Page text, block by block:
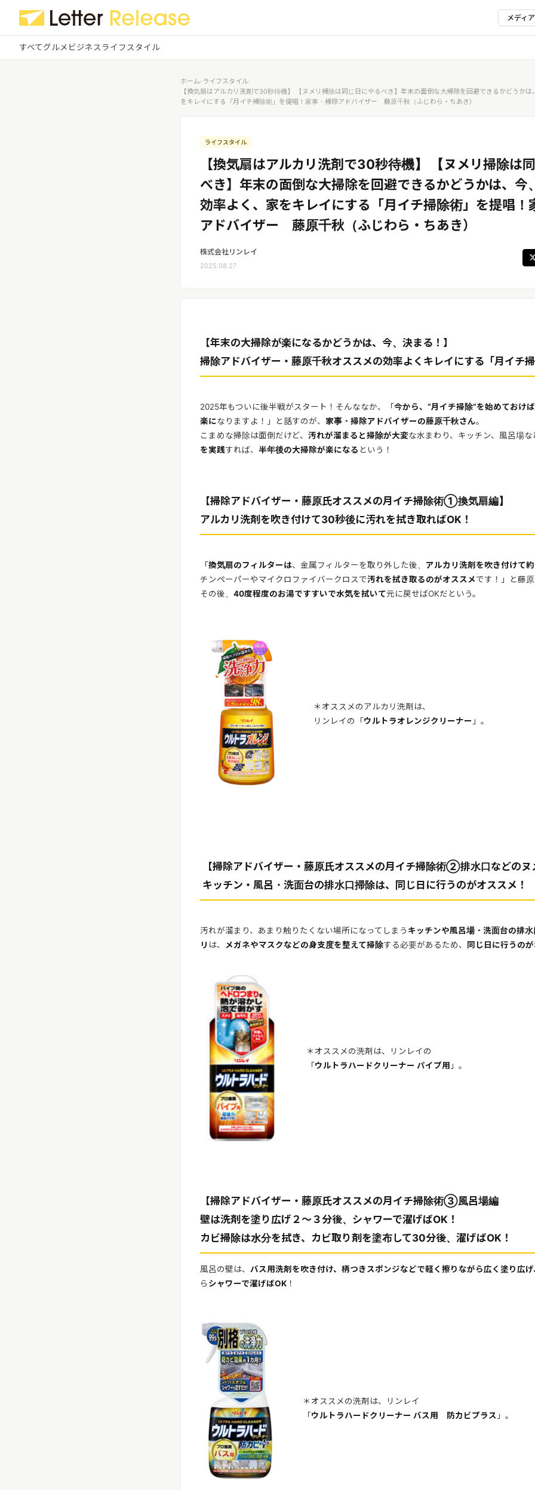
メディ
すべてグルメ ビジネス ライフスタイル
ホーム›ライフスタイル›
【換気扇はアルカリ洗剤で30秒待機】 【ヌメリ掃除は同じ日にやるべき】年末の面倒な大掃除を回避できるかどうか
をキレイにする「月イチ掃除術」を提唱！家事・掃除アドバイザー 藤原千秋（ふじわら・ちあき）
ライフスタイル
【換気扇はアルカリ洗剤で30秒待機】 【ヌメリ掃除は
べき】年末の面倒な大掃除を回避できるかどうかは、今
効率よく、家をキレイにする「月イチ掃除術」を提唱！
アドバイザー 藤原千秋（ふじわら・ちあき）
株式会社リンレイ
2025.08.27
【年末の大掃除が楽になるかどうかは、今、決まる！】
掃除アドバイザー・藤原千秋オススメの効率よくキレイにする「月イチ掃
2025年もついに後半戦がスタート！そんななか、「今から、“月イチ掃除”を始めておけば
楽になりますよ！」と話すのが、 家事・掃除アドバイザーの藤原千秋さん。
こまめな掃除は面倒だけど、 汚れが溜まると掃除が大変な水まわり、キッチン、風呂場な
を実践すれば、 半年後の大掃除が楽になる という！
【掃除アドバイザー・藤原氏オススメの月イチ掃除術①換気扇編】
アルカリ洗剤を吹き付けて30秒後に汚れを拭き取ればOK！
「換気扇のフィルターは、金属フィルターを取り外した後、 アルカリ洗剤を吹き付けて
チンペーパーやマイクロファイバークロスで汚れを拭き取るのがオススメです！」と藤原
その後、 40度程度のお湯ですすいで水気を拭いて元に戻せばOKだという。
＊オススメのアルカリ洗剤は、
リンレイの「ウルトラオレンジクリーナー 」。
【掃除アドバイザー・藤原氏オススメの月イチ掃除術②排水口などのヌ
キッチン・風呂・洗面台の排水口掃除は、同じ日に行うのがオススメ！
汚れが溜まり、あまり触りたくない場所になってしまう キッチンや風呂場・洗面台の排
リ は、 メガネやマスクなどの身支度を整えて掃除する必要があるため、 同じ日に行うの
＊オススメの洗剤は、リンレイの
「ウルトラハードクリーナー パイプ用 」。
【掃除アドバイザー・藤原氏オススメの月イチ掃除術③風呂場編
壁は洗剤を塗り広げ２～３分後、シャワーで濯げばOK！
カビ掃除は水分を拭き、カビ取り剤を塗布して30分後、濯げばOK！
風呂の壁は、 バス用洗剤を吹き付け、柄つきスポンジなどで軽く擦りながら広く塗り広
ら シャワーで濯げばOK ！
＊オススメの洗剤は、リンレイ
「ウルトラハードクリーナー バス用 防カビプラス 」。